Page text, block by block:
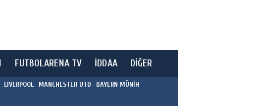
FUTBOLARENA TV İDDAA DİĞER
LIVERPOOL MANCHESTER UTD
BAYERN MÜNİH